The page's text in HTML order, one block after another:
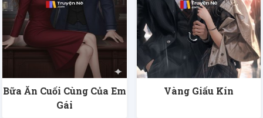
Bữa Ăn Cuối Cùng Của Em
Gái
Vàng Giấu Kín